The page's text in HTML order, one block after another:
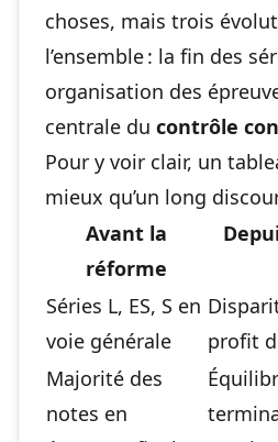
choses, mais trois
l’ensemble : la fin des
organisation des
centrale du contrôle
Pour y voir clair, un
mieux qu’un long
Avant la
réforme
Séries L, ES, S en
voie générale
profit
Majorité des
notes en